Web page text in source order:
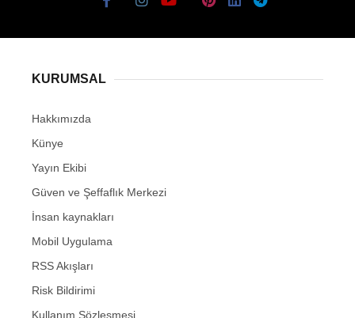
KURUMSAL
Hakkımızda
Künye
Yayın Ekibi
Güven ve Şeffaflık Merkezi
İnsan kaynakları
Mobil Uygulama
RSS Akışları
Risk Bildirimi
Kullanım Sözleşmesi